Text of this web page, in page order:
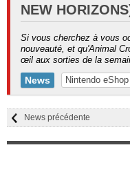
NEW
Si vous cherchez à vous
nouveauté, et qu'Animal
œil aux sorties de la
News Nintendo eShop
News précédente